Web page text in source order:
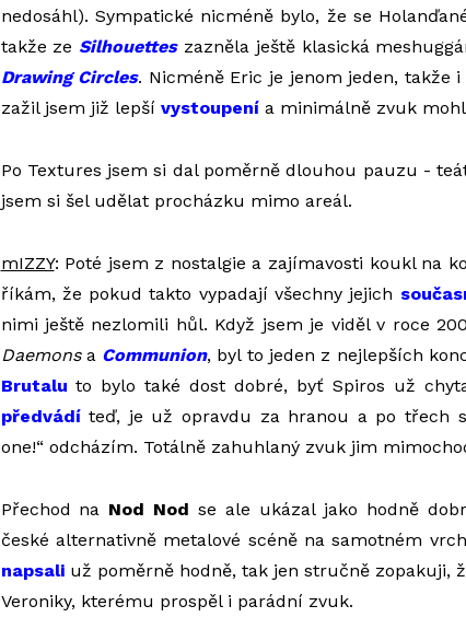
nedosáhl). Sympatické nicméně bylo, že se
takže zeSilhouetteszazněla ještě klasická
Drawing Circles. Nicméně Eric je jenom jeden, takže
zažil jsem již lepší vystoupenía minimálně zvuk
Po Textures jsem si dal poměrně dlouhou pauzu -
jsem si šel udělat procházku mimo areál.
mIZZY: Poté jsem z nostalgie a zajímavosti koukl na
říkám, že pokud takto vypadají všechny jejich
nimi ještě nezlomili hůl. Když jsem je viděl v roce
Daemonsa Communion, byl to jeden z nejlepších
Brutalu to bylo také dost dobré, byť Spiros už
předvádíteď, je už opravdu za hranou a po třech
one!“ odcházím. Totálně zahuhlaný zvuk jim
Přechod na Nod Nod se ale ukázal jako hodně
české alternativně metalové scéně na samotném
napsaliuž poměrně hodně, tak jen stručně zopakuji,
Veroniky, kterému prospěl i parádní zvuk.